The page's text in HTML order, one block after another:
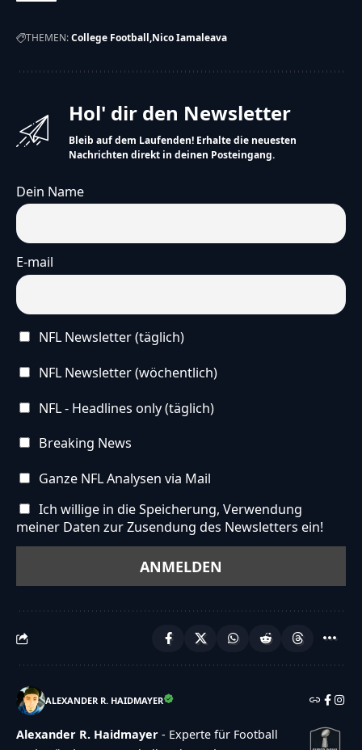
THEMEN:College Football Nico Iamaleava
Hol' dir den Newsletter
Bleib auf dem Laufenden! Erhalte die neuesten
Nachrichten direkt in deinen Posteingang.
Dein Name
E-mail
NFL Newsletter (täglich)
NFL Newsletter (wöchentlich)
NFL - Headlines only (täglich)
Breaking News
Ganze NFL Analysen via Mail
Ich willige in die Speicherung, Verwendung
meiner Daten zur Zusendung des Newsletters ein!
ALEXANDER R. HAIDMAYER
Alexander R. Haidmayer - Experte für Football